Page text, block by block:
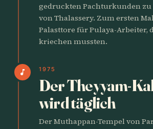
gedruckten Pachturkunden
von Thalassery. Zum ersten
Palasttore für Pulaya-Arbeiter,
kriechen mussten.
music_note 1975
Der Theyyam-
wird täglich
Der Muthappan-Tempel von